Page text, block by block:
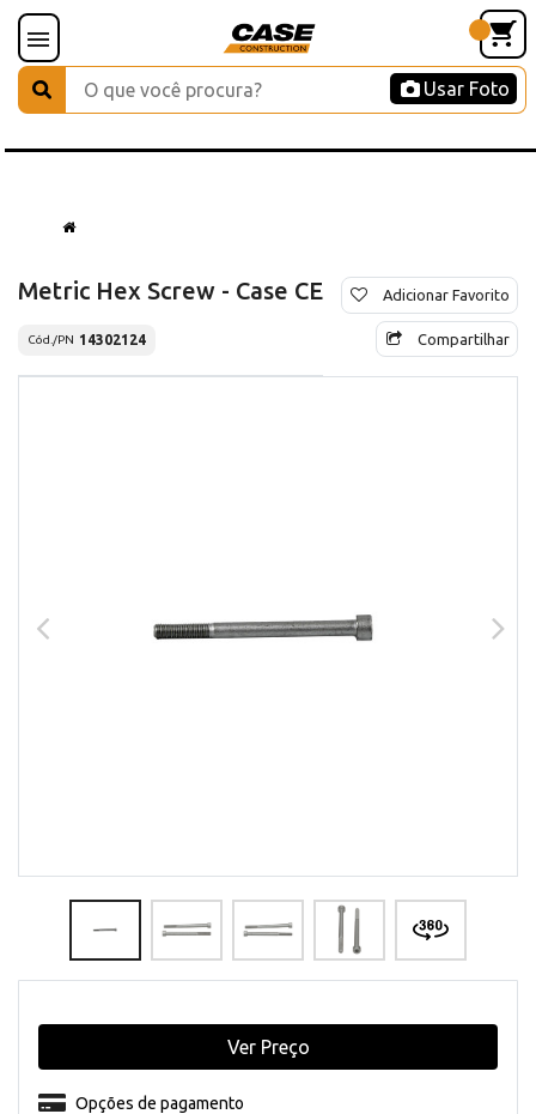
Usar Foto
Metric Hex Screw - Case CE
Cód./PN 14302124
Adicionar Favorito
Compartilhar
Opções de pagamento
Ver Preço